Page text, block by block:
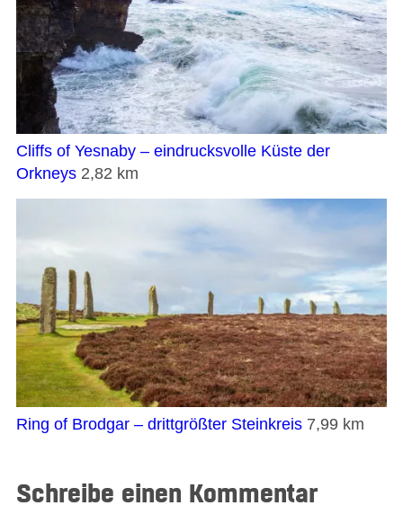
Cliffs of Yesnaby – eindrucksvolle Küste der
Orkneys 2,82 km
Ring of Brodgar – drittgrößter Steinkreis 7,99 km
Schreibe einen Kommentar